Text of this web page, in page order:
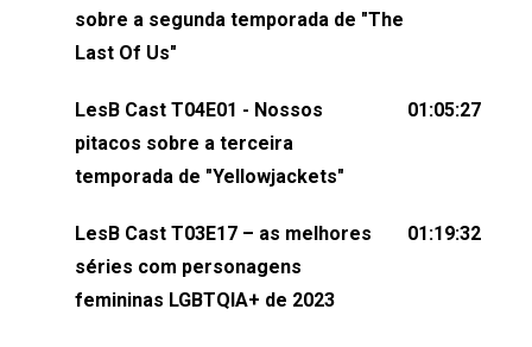
sociais:Twitter: ⁠⁠⁠⁠@lesbout_br⁠⁠⁠⁠ Instagram: ⁠⁠⁠⁠@lesbout_br⁠⁠⁠⁠
(⁠⁠⁠⁠⁠⁠@KarolenPassos⁠⁠⁠⁠⁠⁠)Participação de Bruna Fentanes
(⁠⁠⁠⁠@brunarfentanes⁠⁠⁠⁠) e Pollyelly FlorêncioEdição de
Naiady Machado
sobre a segunda temporada de "The
Last Of Us"
LesB Cast T04E01 - Nossos
pitacos sobre a terceira
temporada de "Yellowjackets"
01:05:27
LesB Cast T03E17 – as melhores
séries com personagens
femininas LGBTQIA+ de 2023
01:19:32